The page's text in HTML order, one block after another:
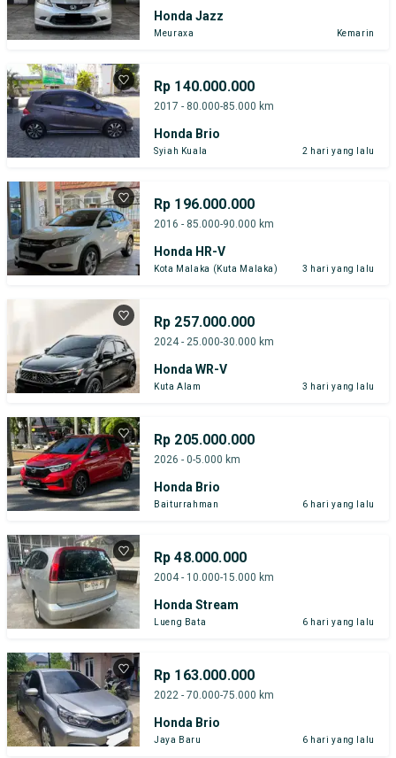
Honda Jazz
Meuraxa Kemarin
Rp 140.000.000
2017 - 80.000-85.000 km
Honda Brio
Syiah Kuala 2 hari yang lalu
Rp 196.000.000
2016 - 85.000-90.000 km
Honda HR-V
Kota Malaka (Kuta Malaka) 3 hari yang lalu
Rp 257.000.000
2024 - 25.000-30.000 km
Honda WR-V
Kuta Alam 3 hari yang lalu
Rp 205.000.000
2026 - 0-5.000 km
Honda Brio
Baiturrahman 6 hari yang lalu
Rp 48.000.000
2004 - 10.000-15.000 km
Honda Stream
Lueng Bata 6 hari yang lalu
Rp 163.000.000
2022 - 70.000-75.000 km
Honda Brio
Jaya Baru 6 hari yang lalu